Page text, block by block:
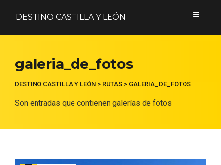
DESTINO CASTILLA Y LEÓN
galeria_de_fotos
DESTINO CASTILLA Y LEÓN > RUTAS > GALERIA_DE_FOTOS
Son entradas que contienen galerías de fotos
Acceder
Nombre de usuario o correo electrónico
Contraseña